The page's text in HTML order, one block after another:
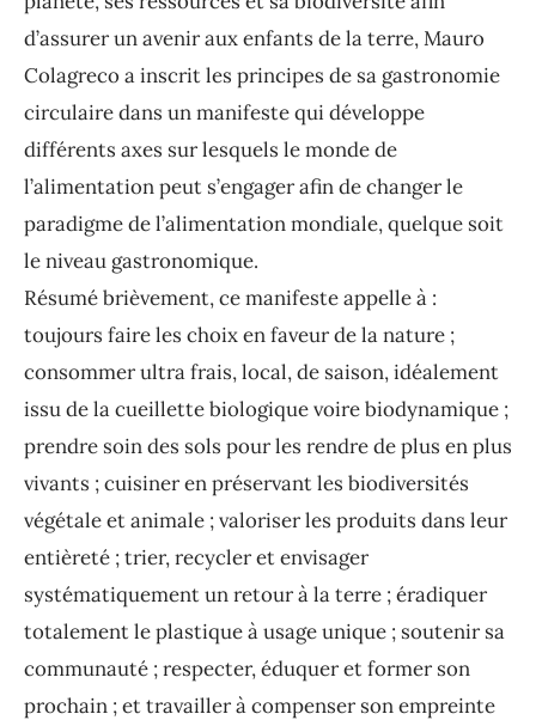
d’assurer un avenir aux enfants de la terre, Mauro
Colagreco a inscrit les principes de sa gastronomie
circulaire dans un manifeste qui développe
différents axes sur lesquels le monde de
l’alimentation peut s’engager afin de changer le
paradigme de l’alimentation mondiale, quelque soit
le niveau gastronomique.
Résumé brièvement, ce manifeste appelle à :
toujours faire les choix en faveur de la nature ;
consommer ultra frais, local, de saison, idéalement
issu de la cueillette biologique voire biodynamique ;
prendre soin des sols pour les rendre de plus en plus
vivants ; cuisiner en préservant les biodiversités
végétale et animale ; valoriser les produits dans leur
entièreté ; trier, recycler et envisager
systématiquement un retour à la terre ; éradiquer
totalement le plastique à usage unique ; soutenir sa
communauté ; respecter, éduquer et former son
prochain ; et travailler à compenser son empreinte